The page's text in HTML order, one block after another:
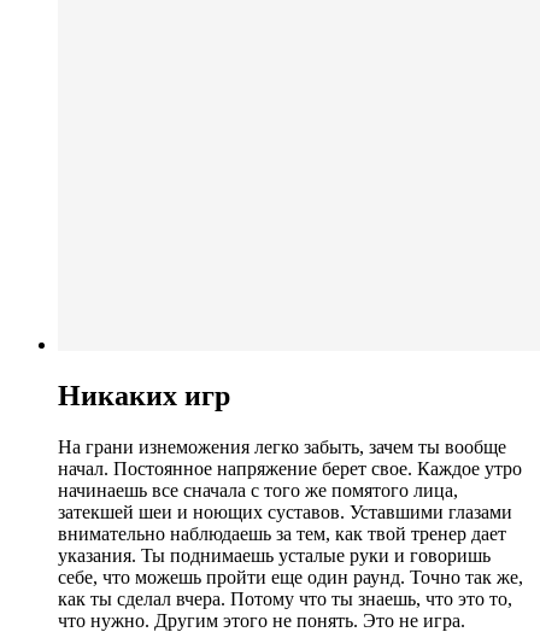
Никаких игр
На грани изнеможения легко забыть, зачем ты вообще
начал. Постоянное напряжение берет свое. Каждое утро
начинаешь все сначала с того же помятого лица,
затекшей шеи и ноющих суставов. Уставшими глазами
внимательно наблюдаешь за тем, как твой тренер дает
указания. Ты поднимаешь усталые руки и говоришь
себе, что можешь пройти еще один раунд. Точно так же,
как ты сделал вчера. Потому что ты знаешь, что это то,
что нужно. Другим этого не понять. Это не игра.